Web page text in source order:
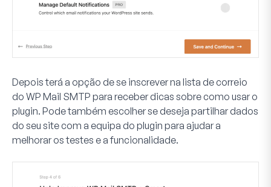
Depois terá a opção de se inscrever na lista de correio
do WP Mail SMTP para receber dicas sobre como usar o
plugin. Pode também escolher se deseja partilhar dados
do seu site com a equipa do plugin para ajudar a
melhorar os testes e a funcionalidade.